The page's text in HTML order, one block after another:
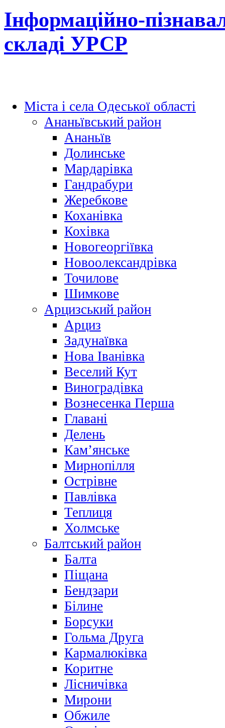
Інформаційно-
складі УРСР
Міста і села Одеської області
Ананьївський район
Ананьїв
Долинське
Мардарівка
Гандрабури
Жеребкове
Коханівка
Кохівка
Новогеоргіївка
Новоолександрівка
Точилове
Шимкове
Арцизський район
Арциз
Задунаївка
Нова Іванівка
Веселий Кут
Виноградівка
Вознесенка Перша
Главані
Делень
Кам’янське
Мирнопілля
Острівне
Павлівка
Теплиця
Холмське
Балтський район
Балта
Піщана
Бендзари
Білине
Борсуки
Гольма Друга
Кармалюківка
Коритне
Лісничівка
Мирони
Обжиле